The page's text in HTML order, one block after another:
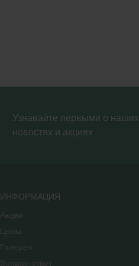
Узнавайте первыми о наших
новостях и акциях
ИНФОРМАЦИЯ